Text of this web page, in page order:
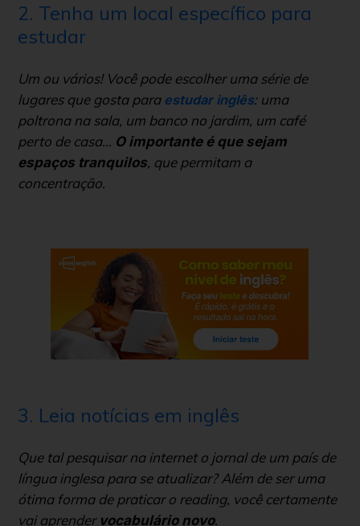
2. Tenha um local específico para
estudar
Um ou vários! Você pode escolher uma série de
lugares que gosta para estudar inglês: uma
poltrona na sala, um banco no jardim, um café
perto de casa… O importante é que sejam
espaços tranquilos, que permitam a
concentração.
3. Leia notícias em inglês
Que tal pesquisar na internet o jornal de um país de
língua inglesa para se atualizar? Além de ser uma
ótima forma de praticar o reading, você certamente
vai aprender vocabulário novo.